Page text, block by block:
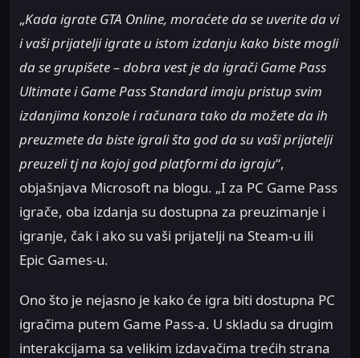
„Kada igrate GTA Online, moraćete da se uverite da vi
i vaši prijatelji igrate u istom izdanju kako biste mogli
da se grupišete – dobra vest je da igrači Game Pass
Ultimate i Game Pass Standard imaju pristup svim
izdanjima konzole i računara tako da možete da ih
preuzmete da biste igrali šta god da su vaši prijatelji
preuzeli tj na kojoj god platformi da igraju“,
objašnjava Microsoft na blogu. „I za PC Game Pass
igrače, oba izdanja su dostupna za preuzimanje i
igranje, čak i ako su vaši prijatelji na Steam-u ili
Epic Games-u.
Ono što je nejasno je kako će igra biti dostupna PC
igračima putem Game Pass-a. U skladu sa drugim
interakcijama sa velikim izdavačima trećih strana